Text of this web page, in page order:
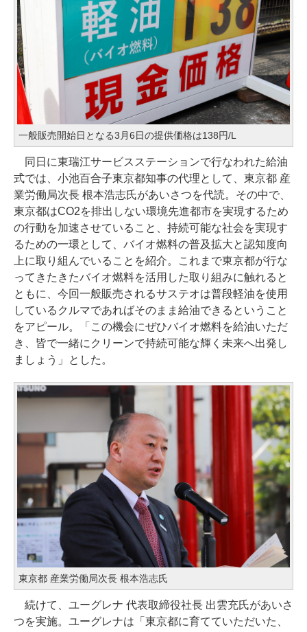
一般販売開始日となる3月6日の提供価格は138円/L
同日に東瑞江サービスステーションで行なわれた給油
式では、小池百合子東京都知事の代理として、東京都 産
業労働局次長 根本浩志氏があいさつを代読。その中で、
東京都はCO2を排出しない環境先進都市を実現するため
の行動を加速させていること、持続可能な社会を実現す
るための一環として、バイオ燃料の普及拡大と認知度向
上に取り組んでいることを紹介。これまで東京都が行な
ってきたきたバイオ燃料を活用した取り組みに触れると
ともに、今回一般販売されるサステオは普段軽油を使用
しているクルマであればそのまま給油できるということ
をアピール。「この機会にぜひバイオ燃料を給油いただ
き、皆で一緒にクリーンで持続可能な輝く未来へ出発し
ましょう」とした。
東京都 産業労働局次長 根本浩志氏
続けて、ユーグレナ 代表取締役社長 出雲充氏があいさ
つを実施。ユーグレナは「東京都に育てていただいた、